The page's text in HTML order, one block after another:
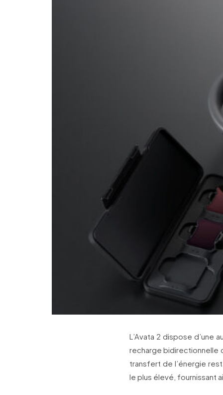
L’Avata 2 dispose d’une
recharge bidirectionnelle
transfert de l’énergie
le plus élevé, fournissant